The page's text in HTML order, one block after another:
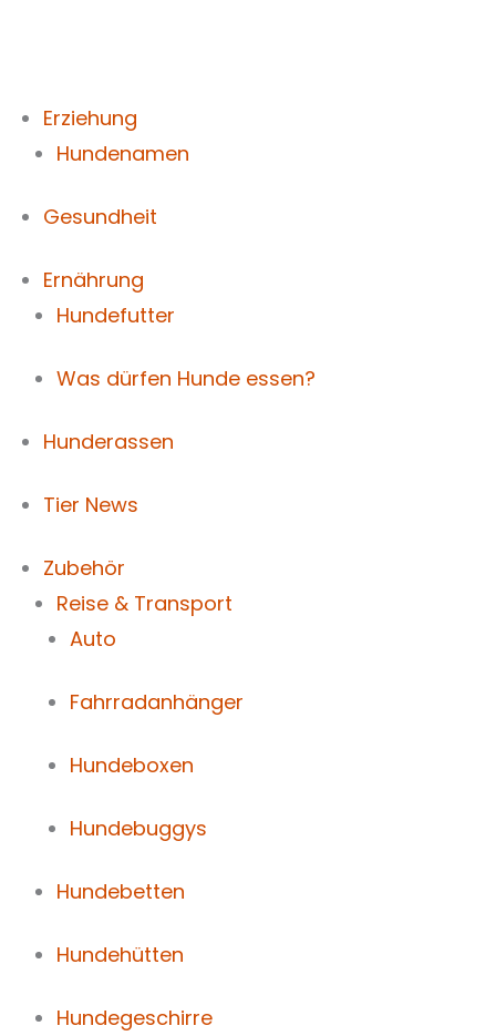
Erziehung
Hundenamen
Gesundheit
Ernährung
Hundefutter
Was dürfen Hunde essen?
Hunderassen
Tier News
Zubehör
Reise & Transport
Auto
Fahrradanhänger
Hundeboxen
Hundebuggys
Hundebetten
Hundehütten
Hundegeschirre